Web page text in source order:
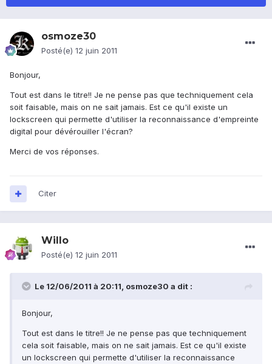
osmoze30
Posté(e) 12 juin 2011
Bonjour,
Tout est dans le titre!! Je ne pense pas que techniquement cela
soit faisable, mais on ne sait jamais. Est ce qu'il existe un
lockscreen qui permette d'utiliser la reconnaissance d'empreinte
digital pour dévérouiller l'écran?
Merci de vos réponses.
Citer
Willo
Posté(e) 12 juin 2011
Le 12/06/2011 à 20:11, osmoze30 a dit :
Bonjour,
Tout est dans le titre!! Je ne pense pas que techniquement
cela soit faisable, mais on ne sait jamais. Est ce qu'il existe
un lockscreen qui permette d'utiliser la reconnaissance